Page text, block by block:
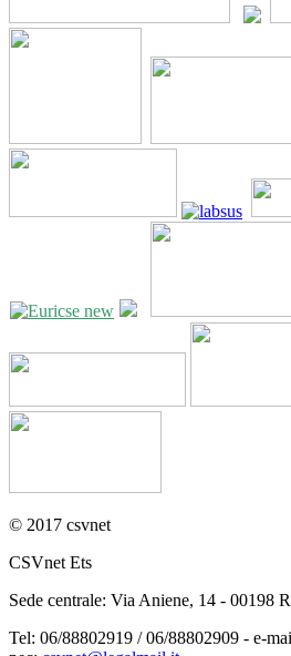
© 2017 csvnet
CSVnet Ets
Sede centrale: Via Aniene, 14 - 00198
Tel: 06/88802919 / 06/88802909 - e-